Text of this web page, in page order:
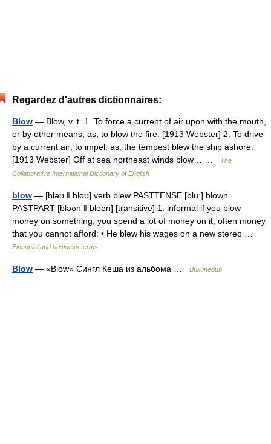
Regardez d'autres dictionnaires:
Blow — Blow, v. t. 1. To force a current of air upon with the mouth,
or by other means; as, to blow the fire. [1913 Webster] 2. To drive
by a current air; to impel; as, the tempest blew the ship ashore.
[1913 Webster] Off at sea northeast winds blow… …
The
Collaborative International Dictionary of English
blow — [bləʊ ǁ bloʊ] verb blew PASTTENSE [bluː] blown
PASTPART [bləʊn ǁ bloʊn] [transitive] 1. informal if you blow
money on something, you spend a lot of money on it, often money
that you cannot afford: • He blew his wages on a new stereo …
Financial and business terms
Blow — «Blow» Сингл Кеша из альбома … Википедия